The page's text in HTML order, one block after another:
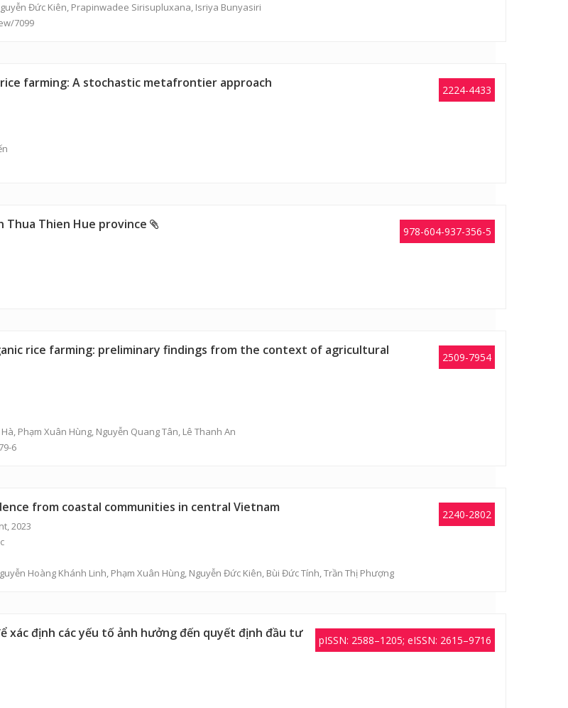
Đức Kiên, Prapinwadee Sirisupluxana, Isriya Bunyasiri
7099
2224-4433
farming: A stochastic metafrontier approach
978-604-937-356-5
Thua Thien Hue province
2509-7954
rice farming: preliminary findings from the context of agricultural
, Phạm Xuân Hùng, Nguyễn Quang Tân, Lê Thanh An
6
2240-2802
from coastal communities in central Vietnam
2023
Hoàng Khánh Linh, Phạm Xuân Hùng, Nguyễn Đức Kiên, Bùi Đức Tính,Trần Thị Phượng
pISSN: 2588–1205; eISSN: 2615–9716
xác định các yếu tố ảnh hưởng đến quyết định đầu tư